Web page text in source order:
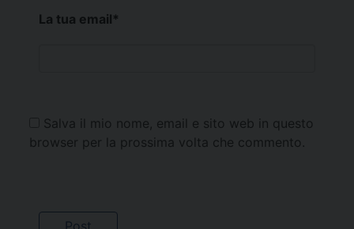
La tua email*
Salva il mio nome, email e sito web in questo
browser per la prossima volta che commento.